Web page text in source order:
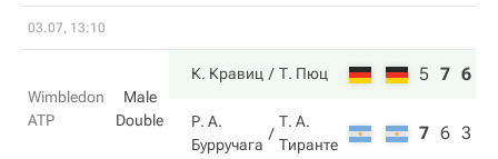
03.07, 13:10
Wimbledon
ATP
Male
Double
К. Кравиц Т. Пюц 5 7 6
Р. А.
Бурручага
Т. А.
Тиранте
7 6 3